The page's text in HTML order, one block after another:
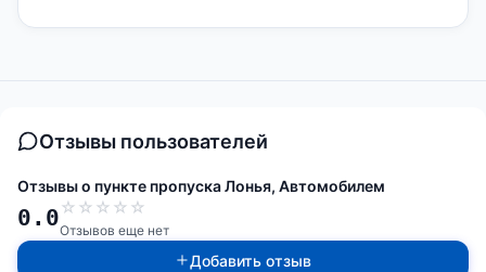
Отзывы пользователей
Отзывы о пункте пропуска Лонья, Автомобилем
0.0☆ ☆ ☆ ☆ ☆
Отзывов еще нет
Добавить отзыв